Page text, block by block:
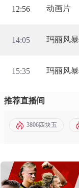
12:56 动画片
14:05 玛丽风
15:35 玛丽风
推荐直播间
3806四块五